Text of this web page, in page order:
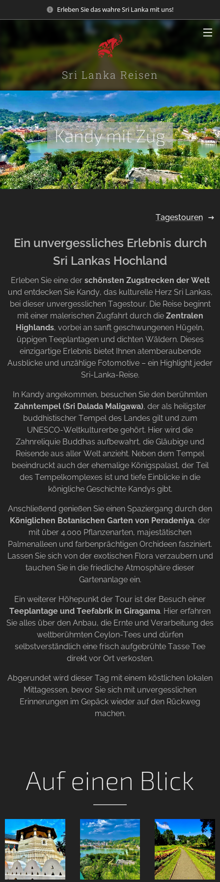
Erleben Sie das wahre Sri Lanka mit uns!
Sri Lanka Reisen
Kandy mit Zug
Tagestouren
Ein unvergessliches Erlebnis durch
Sri Lankas Hochland
Erleben Sie eine der schönsten Zugstrecken der Welt
und entdecken Sie Kandy, das kulturelle Herz Sri Lankas,
bei dieser unvergesslichen Tagestour. Die Reise beginnt
mit einer malerischen Zugfahrt durch die Zentralen
Highlands, vorbei an sanft geschwungenen Hügeln,
üppigen Teeplantagen und dichten Wäldern. Dieses
einzigartige Erlebnis bietet Ihnen atemberaubende
Ausblicke und unzählige Fotomotive – ein Highlight jeder
Sri-Lanka-Reise.
In Kandy angekommen, besuchen Sie den berühmten
Zahntempel (Sri Dalada Maligawa), der als heiligster
buddhistischer Tempel des Landes gilt und zum
UNESCO-Weltkulturerbe gehört. Hier wird die
Zahnreliquie Buddhas aufbewahrt, die Gläubige und
Reisende aus aller Welt anzieht. Neben dem Tempel
beeindruckt auch der ehemalige Königspalast, der Teil
des Tempelkomplexes ist und tiefe Einblicke in die
königliche Geschichte Kandys gibt.
Anschließend genießen Sie einen Spaziergang durch den
Königlichen Botanischen Garten von Peradeniya, der
mit über 4.000 Pflanzenarten, majestätischen
Palmenalleen und farbenprächtigen Orchideen fasziniert.
Lassen Sie sich von der exotischen Flora verzaubern und
tauchen Sie in die friedliche Atmosphäre dieser
Gartenanlage ein.
Ein weiterer Höhepunkt der Tour ist der Besuch einer
Teeplantage und Teefabrik in Giragama. Hier erfahren
Sie alles über den Anbau, die Ernte und Verarbeitung des
weltberühmten Ceylon-Tees und dürfen
selbstverständlich eine frisch aufgebrühte Tasse Tee
direkt vor Ort verkosten.
Abgerundet wird dieser Tag mit einem köstlichen lokalen
Mittagessen, bevor Sie sich mit unvergesslichen
Erinnerungen im Gepäck wieder auf den Rückweg
machen.
Auf einen Blick